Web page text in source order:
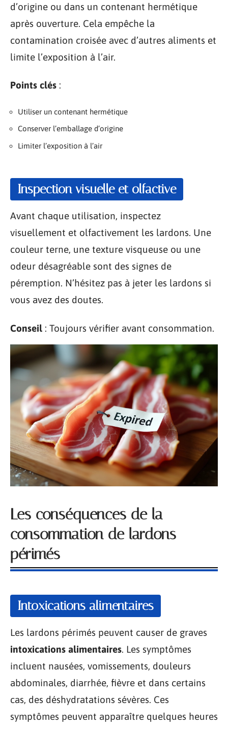
d’origine ou dans un contenant hermétique
après ouverture. Cela empêche la
contamination croisée avec d’autres aliments et
limite l’exposition à l’air.
Points clés :
Utiliser un contenant hermétique
Conserver l’emballage d’origine
Limiter l’exposition à l’air
Inspection visuelle et olfactive
Avant chaque utilisation, inspectez
visuellement et olfactivement les lardons. Une
couleur terne, une texture visqueuse ou une
odeur désagréable sont des signes de
péremption. N’hésitez pas à jeter les lardons si
vous avez des doutes.
Conseil : Toujours vérifier avant consommation.
Les conséquences de la
consommation de lardons
périmés
Intoxications alimentaires
Les lardons périmés peuvent causer de graves
intoxications alimentaires. Les symptômes
incluent nausées, vomissements, douleurs
abdominales, diarrhée, fièvre et dans certains
cas, des déshydratations sévères. Ces
symptômes peuvent apparaître quelques heures